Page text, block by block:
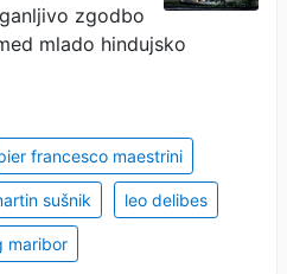
zgodbo
mlado hindujsko
francesco maestrini
sušnik leo delibes
maribor